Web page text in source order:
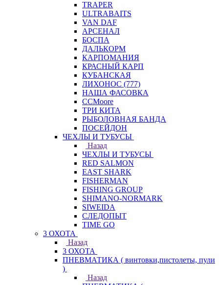
TRAPER
ULTRABAITS
VAN DAF
АРСЕНАЛ
БОСПА
ДАЛЬКОРМ
КАРПОМАНИЯ
КРАСНЫЙ КАРП
КУБАНСКАЯ
ЛИХОНОС (777)
НАША ФАСОВКА
СCMoore
ТРИ КИТА
РЫБОЛОВНАЯ БАНДА
ПОСЕЙДОН
ЧЕХЛЫ И ТУБУСЫ
Назад
ЧЕХЛЫ И ТУБУСЫ
RED SALMON
EAST SHARK
FISHERMAN
FISHING GROUP
SHIMANO-NORMARK
SIWEIDA
СЛЕДОПЫТ
TIME GO
3 ОХОТА
Назад
3 ОХОТА
ПНЕВМАТИКА ( винтовки,пистолеты, пули
)
Назад